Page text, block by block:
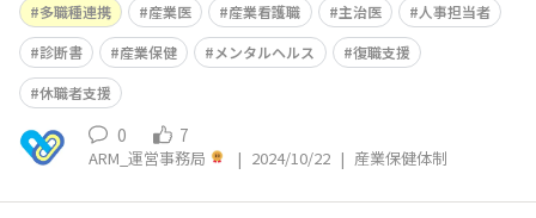
多職種連携 産業医 産業看護職 主治医
人事担当者
診断書
産業保健 メンタルヘルス
復職支援
休職者支援
0 7
ARM_運営事務局 | 2024/10/22 | 産業保健体制